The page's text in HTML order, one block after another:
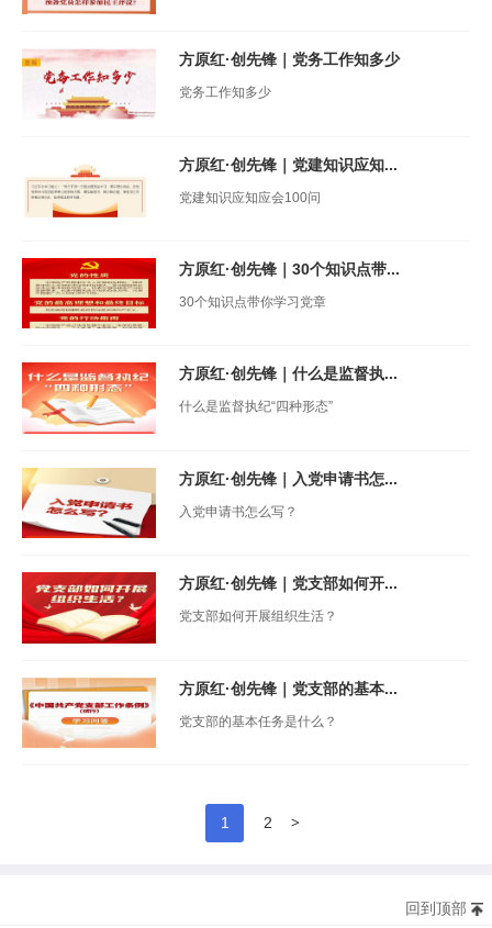
方原红·创先锋｜党务工作知多少
党务工作知多少
方原红·创先锋｜党建知识应知...
党建知识应知应会100问
方原红·创先锋｜30个知识点带...
30个知识点带你学习党章
方原红·创先锋｜什么是监督执...
什么是监督执纪“四种形态”
方原红·创先锋｜入党申请书怎...
入党申请书怎么写？
方原红·创先锋｜党支部如何开...
党支部如何开展组织生活？
方原红·创先锋｜党支部的基本...
党支部的基本任务是什么？
1 2 >
回到顶部